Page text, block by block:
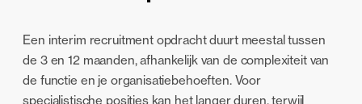
Een interim recruitment opdracht duurt meestal tussen
de 3 en 12 maanden, afhankelijk van de complexiteit van
de functie en je organisatiebehoeften. Voor
specialistische posities kan het langer duren, terwijl